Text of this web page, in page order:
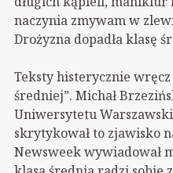
naczynia zmywam w
Drożyzna dopadła klasę
Teksty histerycznie
średniej”. Michał
Uniwersytetu
skrytykował to zjawisko
Newsweek wywiadował